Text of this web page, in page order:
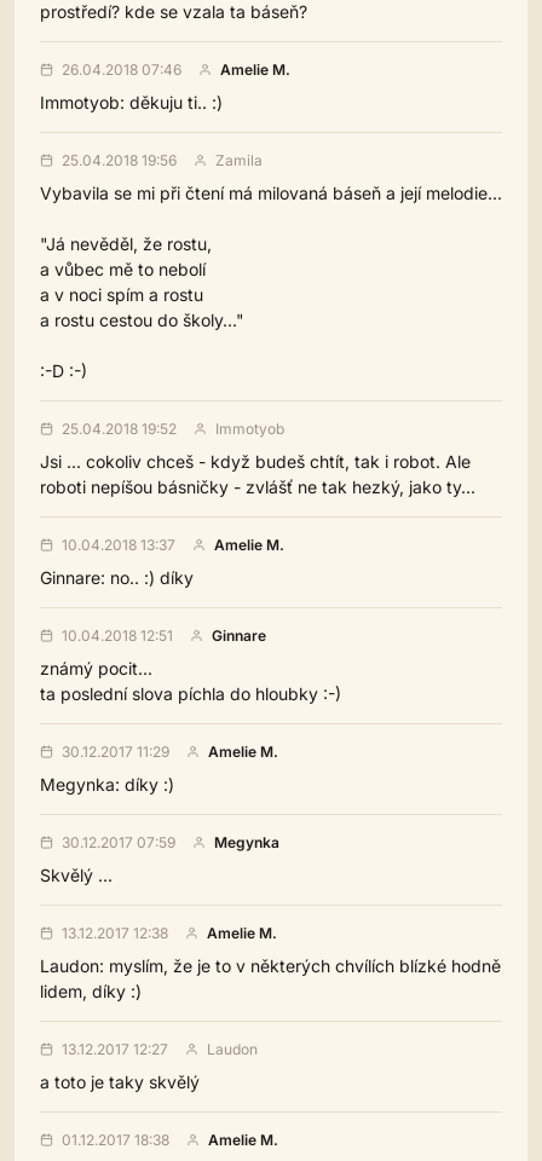
prostředí? kde se vzala ta báseň?
26.04.2018 07:46 Amelie M.
Immotyob: děkuju ti.. :)
25.04.2018 19:56 Zamila
Vybavila se mi při čtení má milovaná báseň a její melodie...
"Já nevěděl, že rostu,
a vůbec mě to nebolí
a v noci spím a rostu
a rostu cestou do školy..."
:-D :-)
25.04.2018 19:52 Immotyob
Jsi ... cokoliv chceš - když budeš chtít, tak i robot. Ale
roboti nepíšou básničky - zvlášť ne tak hezký, jako ty...
10.04.2018 13:37 Amelie M.
Ginnare: no.. :) díky
10.04.2018 12:51 Ginnare
známý pocit...
ta poslední slova píchla do hloubky :-)
30.12.2017 11:29 Amelie M.
Megynka: díky :)
30.12.2017 07:59 Megynka
Skvělý ...
13.12.2017 12:38 Amelie M.
Laudon: myslím, že je to v některých chvílích blízké hodně
lidem, díky :)
13.12.2017 12:27 Laudon
a toto je taky skvělý
01.12.2017 18:38 Amelie M.